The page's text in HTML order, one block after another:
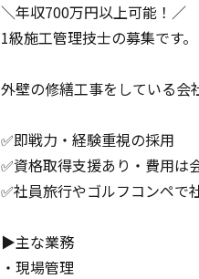
＼年収700万円以上可能！／
1級施工管理技士の募集です。
外壁の修繕工事をしている会
✅即戦力・経験重視の採用
✅資格取得支援あり・費用は
✅社員旅行やゴルフコンペで
▶主な業務
・現場管理